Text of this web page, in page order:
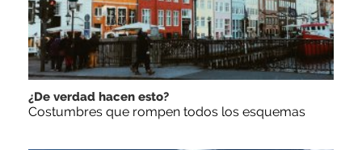
¿De verdad hacen esto?
Costumbres que rompen todos los esquemas